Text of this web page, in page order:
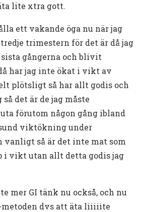
lite xtra gott.
ett vakande öga nu när jag
trimestern för det är då jag
gångerna och blivit
har jag inte ökat i vikt av
plötsligt så har allt godis och
det är de jag måste
förutom någon gång ibland
viktökning under
vanligt så är det inte mat som
i vikt utan allt detta godis jag
mer GI tänk nu också, och nu
metoden dvs att äta liiiiite